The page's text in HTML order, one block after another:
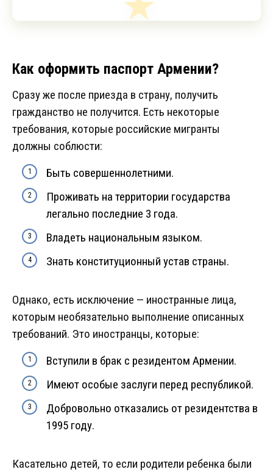
Как оформить паспорт Армении?
Сразу же после приезда в страну, получить
гражданство не получится. Есть некоторые
требования, которые российские мигранты
должны соблюсти:
Быть совершеннолетними.
Проживать на территории государства
легально последние 3 года.
Владеть национальным языком.
Знать конституционный устав страны.
Однако, есть исключение — иностранные лица,
которым необязательно выполнение описанных
требований. Это иностранцы, которые:
Вступили в брак с резидентом Армении.
Имеют особые заслуги перед республикой.
Добровольно отказались от резидентства в
1995 году.
Касательно детей, то если родители ребенка были